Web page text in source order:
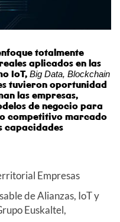
totalmente
aplicados en las
IoT, Big Data, Blockchain
tuvieron oportunidad
las empresas,
de negocio para
competitivo marcado
capacidades
Empresas
de Alianzas, IoT y
Euskaltel,